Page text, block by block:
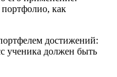
как
достижений:
ученика должен быть